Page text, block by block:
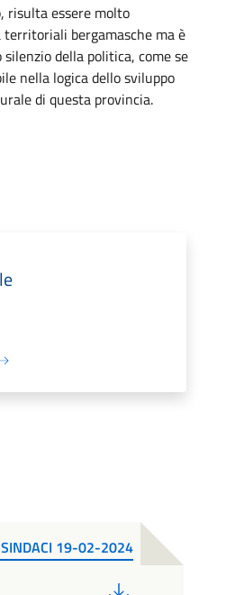
risulta essere molto
bergamasche ma è
della politica, come se
nella logica dello sviluppo
di questa provincia.
SINDACI 19-02-2024